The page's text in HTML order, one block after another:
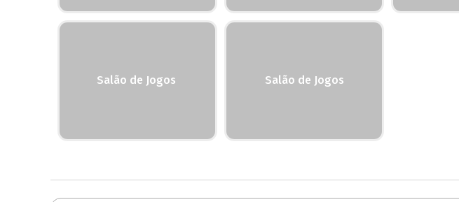
Salão de Jogos Salão de Jogos